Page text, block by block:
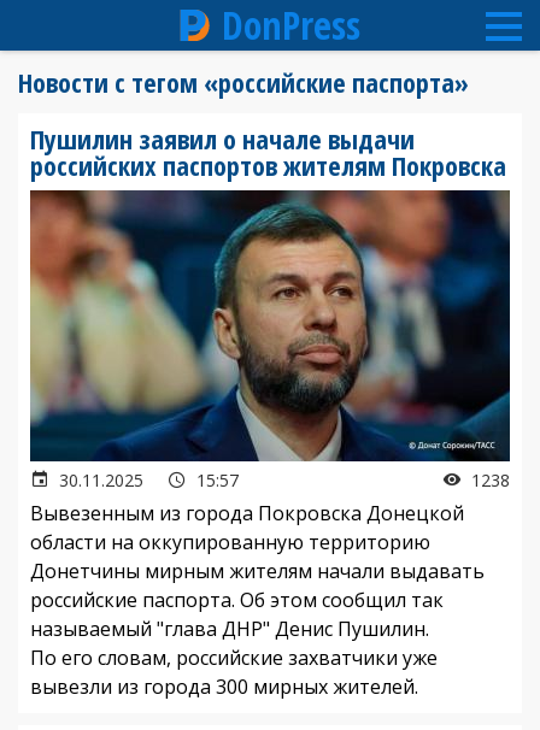
содержанию
DonPress
Новости с тегом «российские паспорта»
Пушилин заявил о начале выдачи
российских паспортов жителям Покровска
30.11.2025 15:57 1238
Вывезенным из города Покровска Донецкой
области на оккупированную территорию
Донетчины мирным жителям начали выдавать
российские паспорта. Об этом сообщил так
называемый "глава ДНР" Денис Пушилин.
По его словам, российские захватчики уже
вывезли из города 300 мирных жителей.